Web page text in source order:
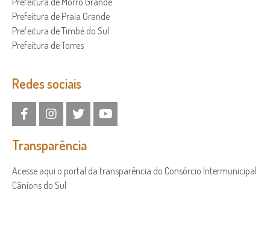
Prefeitura de Praia Grande
Prefeitura de Timbé do Sul
Prefeitura de Torres
Redes sociais
Transparência
Acesse aqui o portal da transparência do Consórcio Intermunicipal
Cânions do Sul